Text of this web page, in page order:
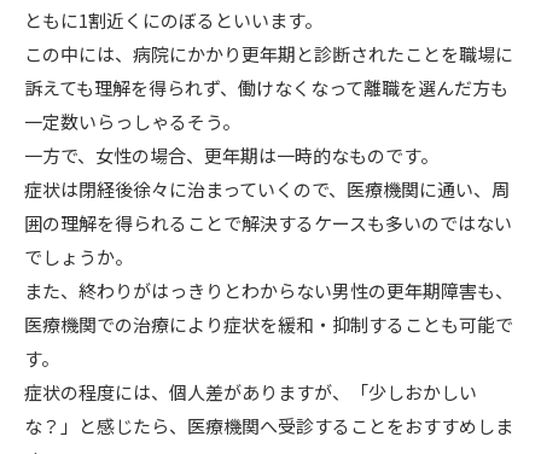
ともに1割近くにのぼるといいます。
この中には、病院にかかり更年期と診断されたことを職場に
訴えても理解を得られず、働けなくなって離職を選んだ方も
一定数いらっしゃるそう。
一方で、女性の場合、更年期は一時的なものです。
症状は閉経後徐々に治まっていくので、医療機関に通い、周
囲の理解を得られることで解決するケースも多いのではない
でしょうか。
また、終わりがはっきりとわからない男性の更年期障害も、
医療機関での治療により症状を緩和・抑制することも可能で
す。
症状の程度には、個人差がありますが、「少しおかしい
な？」と感じたら、医療機関へ受診することをおすすめしま